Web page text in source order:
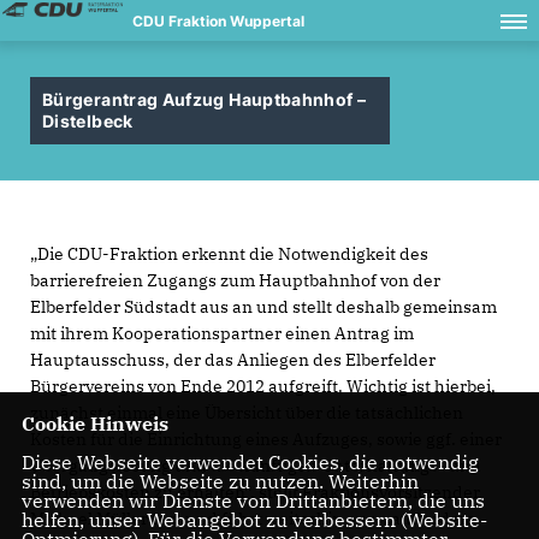
CDU Fraktion Wuppertal
Bürgerantrag Aufzug Hauptbahnhof –
Distelbeck
Die CDU-Fraktion erkennt die Notwendigkeit des
barrierefreien Zugangs zum Hauptbahnhof von der
Elberfelder Südstadt aus an und stellt deshalb gemeinsam
mit ihrem Kooperationspartner einen Antrag im
Hauptausschuss, der das Anliegen des Elberfelder
Bürgervereins von Ende 2012 aufgreift. Wichtig ist hierbei,
zunächst einmal eine Übersicht über die tatsächlichen
Übergangslösung und die künftigen Unterhaltungs- und
Betriebskosten zu erhalten“, stellt Fraktionsvorsitzender
Michael Müller fest und führt weiterhin aus, „außerdem
Cookie Hinweis
Diese Webseite verwendet Cookies, die notwendig
sind, um die Webseite zu nutzen. Weiterhin
verwenden wir Dienste von Drittanbietern, die uns
helfen, unser Webangebot zu verbessern (Website-